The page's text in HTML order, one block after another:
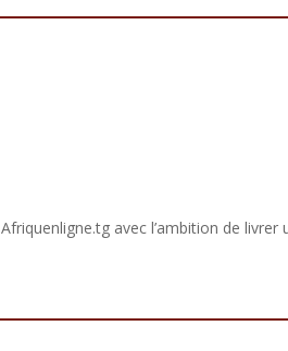
avec l’ambition de